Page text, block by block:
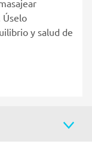
Úselo
y salud de